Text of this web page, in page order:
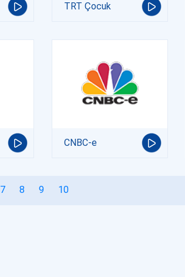
TRT Çocuk
CNBC-e
7 8 9 10